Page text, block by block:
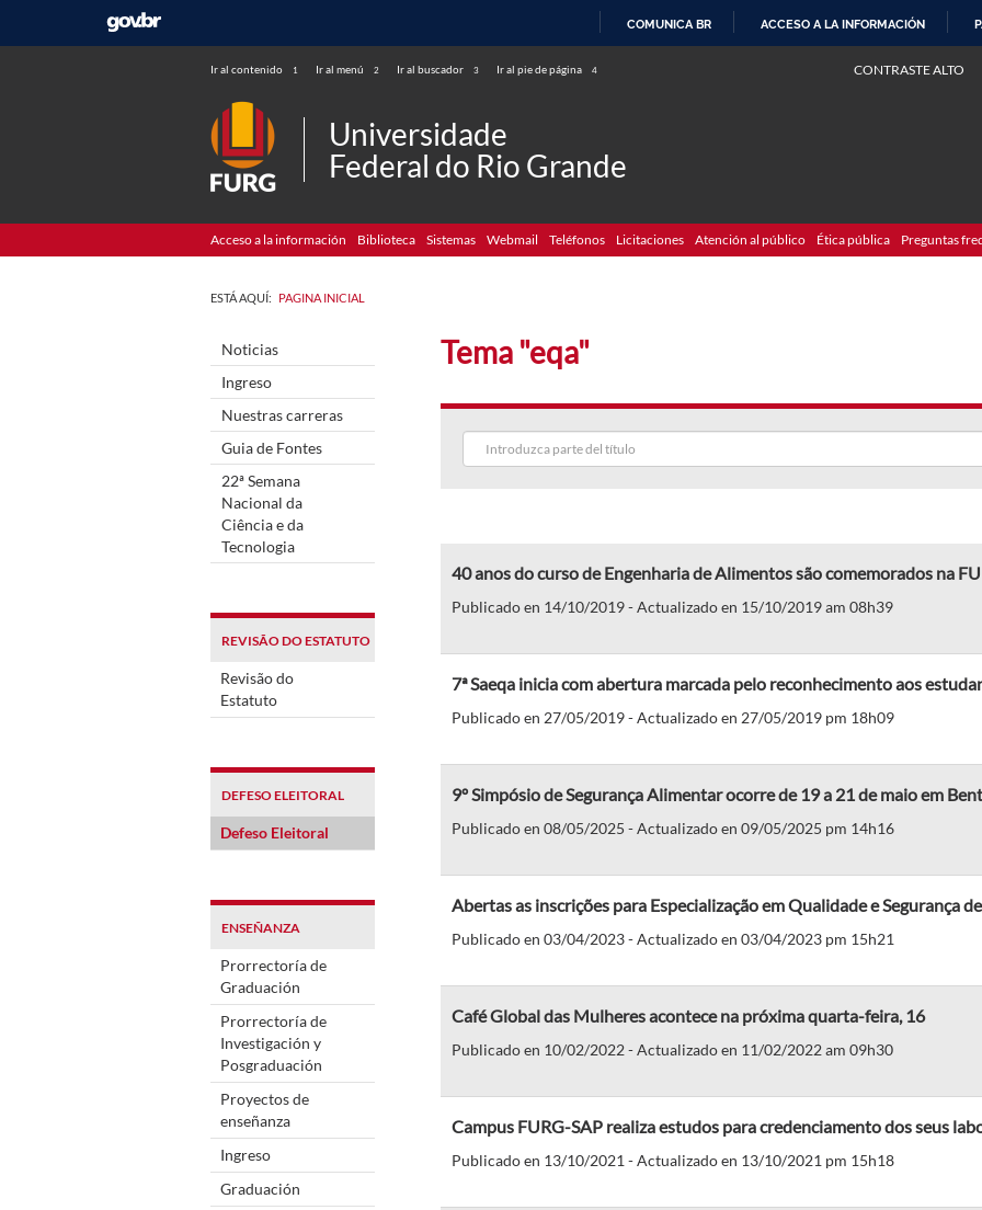
COMUNICA BR ACCESO A LA INFORMACIÓN
Ir al contenido 1 Ir al menú 2 Ir al buscador 3 Ir al pie de página 4 CONTRASTE ALTO
Universidade
Federal do Rio Grande
Acceso a la información Biblioteca Sistemas Webmail Teléfonos Licitaciones Atención al público Ética pública Preguntas
ESTÁ AQUÍ: PAGINA INICIAL
Noticias
Ingreso
Nuestras carreras
Guia de Fontes
22ª Semana
Nacional da
Ciência e da
Tecnologia
REVISÃO DO ESTATUTO
Revisão do
Estatuto
DEFESO ELEITORAL
Defeso Eleitoral
ENSEÑANZA
Prorrectoría de
Graduación
Prorrectoría de
Investigación y
Posgraduación
Proyectos de
enseñanza
Ingreso
Graduación
Tema "eqa"
40 anos do curso de Engenharia de Alimentos são comemorados na
Publicado en 14/10/2019 - Actualizado en 15/10/2019 am 08h39
7ª Saeqa inicia com abertura marcada pelo reconhecimento aos
Publicado en 27/05/2019 - Actualizado en 27/05/2019 pm 18h09
9º Simpósio de Segurança Alimentar ocorre de 19 a 21 de maio em
Publicado en 08/05/2025 - Actualizado en 09/05/2025 pm 14h16
Abertas as inscrições para Especialização em Qualidade e Segurança
Publicado en 03/04/2023 - Actualizado en 03/04/2023 pm 15h21
Café Global das Mulheres acontece na próxima quarta-feira, 16
Publicado en 10/02/2022 - Actualizado en 11/02/2022 am 09h30
Campus FURG-SAP realiza estudos para credenciamento dos seus
Publicado en 13/10/2021 - Actualizado en 13/10/2021 pm 15h18